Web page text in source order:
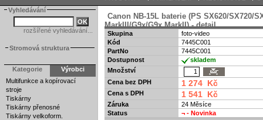
Vyhledávání
rozšířené vyhledávání...
Stromová struktura
Kategorie
Výrobci
Multifunkce a kopírovací
stroje
Tiskárny
Tiskárny přenosné
Tiskárny velkoform.
Canon NB-15L baterie (PS SX620/SX720/
MarkIII/G9x/G9x MarkII) - detail
Skupina
foto-video
Kód
7445C001
PartNo
7445C001
Dostupnost
skladem
Množství
Cena bez DPH
1 274 Kč
Cena s DPH 1 541 Kč
Záruka
24 Měsíce
Status
¬ - Novinka